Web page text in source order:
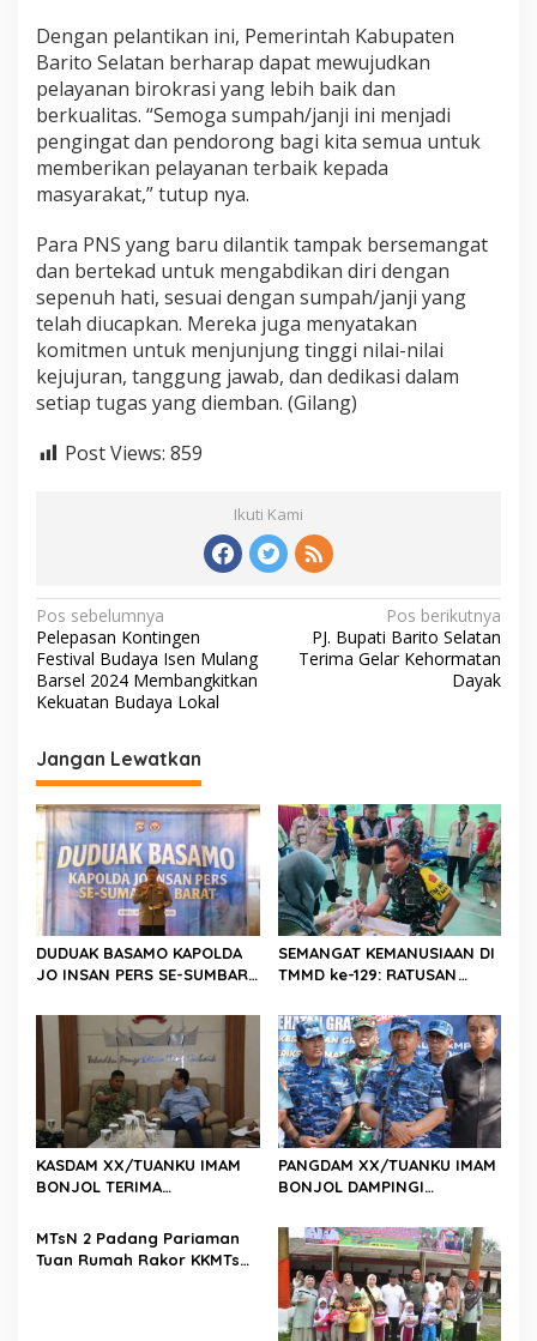
Dengan pelantikan ini, Pemerintah Kabupaten
Barito Selatan berharap dapat mewujudkan
pelayanan birokrasi yang lebih baik dan
berkualitas. “Semoga sumpah/janji ini menjadi
pengingat dan pendorong bagi kita semua untuk
memberikan pelayanan terbaik kepada
masyarakat,” tutup nya.
Para PNS yang baru dilantik tampak bersemangat
dan bertekad untuk mengabdikan diri dengan
sepenuh hati, sesuai dengan sumpah/janji yang
telah diucapkan. Mereka juga menyatakan
komitmen untuk menjunjung tinggi nilai-nilai
kejujuran, tanggung jawab, dan dedikasi dalam
setiap tugas yang diemban. (Gilang)
Post Views: 859
Ikuti Kami
N
a
v
i
g
a
s
i
p
o
s
Pos sebelumnya
Pelepasan Kontingen
Festival Budaya Isen Mulang
Barsel 2024 Membangkitkan
Kekuatan Budaya Lokal
Pos berikutnya
PJ. Bupati Barito Selatan
Terima Gelar Kehormatan
Dayak
Jangan Lewatkan
DUDUAK BASAMO KAPOLDA
JO INSAN PERS SE-SUMBAR,
Abadhy Dorong Kolaborasi
Polri dan Media Demi
Kepentingan Masyarakat
SEMANGAT KEMANUSIAAN DI
TMMD ke-129: RATUSAN
KEBUTUHAAN STOK DARAH
KASDAM XX/TUANKU IMAM
BONJOL TERIMA
ANGGOTA DPD RI H. IRMAN
GUSMAN, S.E., M.B.A., DI
PANGDAM XX/TUANKU IMAM
BONJOL DAMPINGI
AU KE-79 DI LANUD SUTAN
SJAHRIR
MTsN 2 Padang Pariaman
Tuan Rumah Rakor KKMTs